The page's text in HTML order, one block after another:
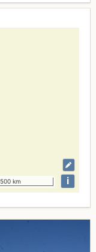
500 km i